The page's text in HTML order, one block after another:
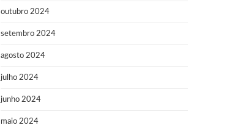
outubro 2024
setembro 2024
agosto 2024
julho 2024
junho 2024
maio 2024